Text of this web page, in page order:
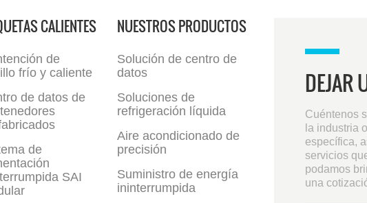
CALIENTES
de
frío y caliente
de datos de
de
SAI
NUESTROS PRODUCTOS
Solución de centro de
datos
Soluciones de
refrigeración líquida
Aire acondicionado de
precisión
Suministro de energía
ininterrumpida
DEJAR
Cuéntenos
la industria
específica,
servicios
podamos
una